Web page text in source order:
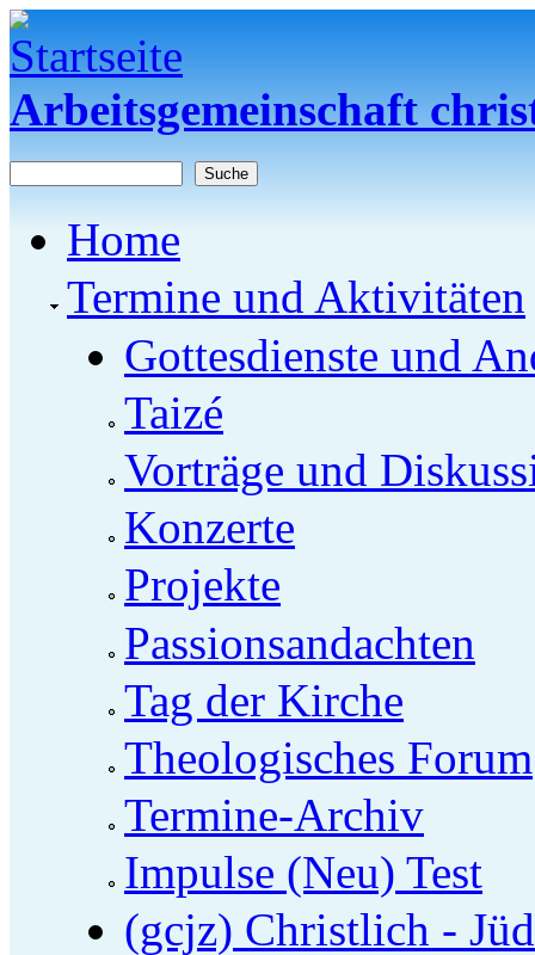
Direkt zum Inhalt
Arbeitsgemeinschaft
Home
Termine und Aktivitäten
Gottesdienste und
Taizé
Vorträge und
Konzerte
Projekte
Passionsandachten
Tag der Kirche
Theologisches Forum
Termine-Archiv
Impulse (Neu) Test
(gcjz) Christlich -